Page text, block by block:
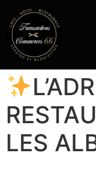
LES